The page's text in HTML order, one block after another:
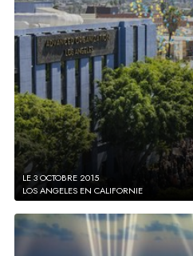
LE 3 OCTOBRE 2015
LOS ANGELES EN CALIFORNIE